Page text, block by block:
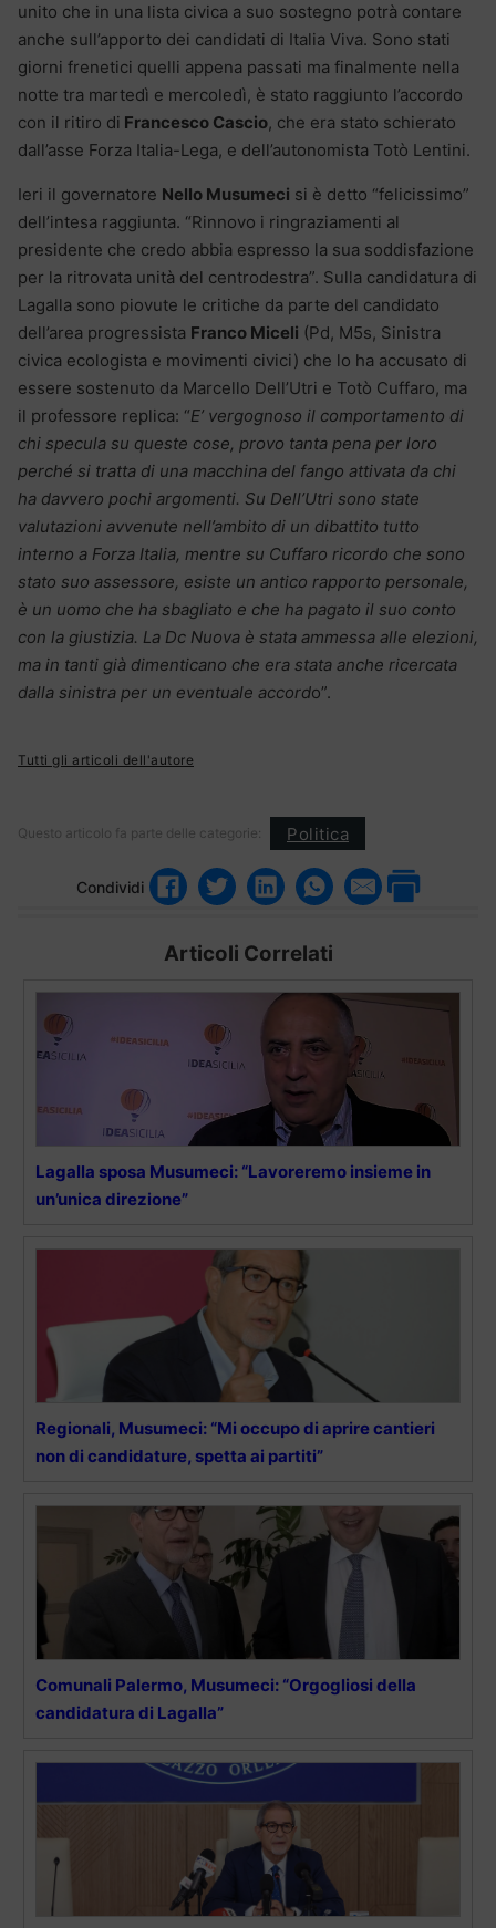
unito che in una lista civica a suo sostegno potrà contare
anche sull’apporto dei candidati di Italia Viva. Sono stati
giorni frenetici quelli appena passati ma finalmente nella
notte tra martedì e mercoledì, è stato raggiunto l’accordo
con il ritiro di Francesco Cascio, che era stato schierato
dall’asse Forza Italia-Lega, e dell’autonomista Totò Lentini.
Ieri il governatore Nello Musumeci si è detto “felicissimo”
dell’intesa raggiunta. “Rinnovo i ringraziamenti al
presidente che credo abbia espresso la sua soddisfazione
per la ritrovata unità del centrodestra”. Sulla candidatura di
Lagalla sono piovute le critiche da parte del candidato
dell’area progressista Franco Miceli (Pd, M5s, Sinistra
civica ecologista e movimenti civici) che lo ha accusato di
essere sostenuto da Marcello Dell’Utri e Totò Cuffaro, ma
il professore replica: “E’ vergognoso il comportamento di
chi specula su queste cose, provo tanta pena per loro
perché si tratta di una macchina del fango attivata da chi
ha davvero pochi argomenti. Su Dell’Utri sono state
valutazioni avvenute nell’ambito di un dibattito tutto
interno a Forza Italia, mentre su Cuffaro ricordo che sono
stato suo assessore, esiste un antico rapporto personale,
è un uomo che ha sbagliato e che ha pagato il suo conto
con la giustizia. La Dc Nuova è stata ammessa alle elezioni,
ma in tanti già dimenticano che era stata anche ricercata
dalla sinistra per un eventuale accordo”.
Tutti gli articoli dell'autore
Questo articolo fa parte delle categorie: Politica
Condividi
Articoli Correlati
Lagalla sposa Musumeci: “Lavoreremo insieme in
un’unica direzione”
Regionali, Musumeci: “Mi occupo di aprire cantieri
non di candidature, spetta ai partiti”
Comunali Palermo, Musumeci: “Orgogliosi della
candidatura di Lagalla”